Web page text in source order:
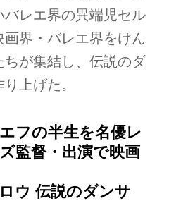
バレエ界の異端児セル
界・バレエ界をけん
が集結し、伝説のダ
上げた。
フの半生を名優レ
監督・出演で映画
ウ 伝説のダンサ